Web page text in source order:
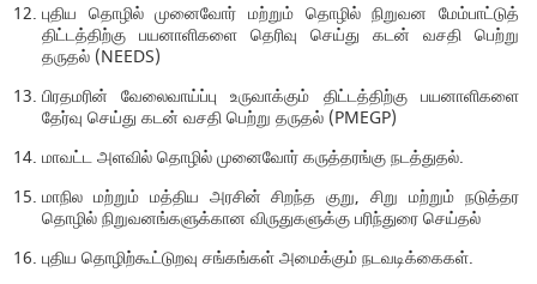
புதிய தொழில் முனைவோர் மற்றும் தொழில் நிறுவன மேம்பாட்டுத்
திட்டத்திற்கு பயனாளிகளை தெரிவு செய்து கடன் வசதி பெற்று
தருதல் (NEEDS)
பிரதமரின் வேலைவாய்ப்பு உருவாக்கும் திட்டத்திற்கு பயனாளிகளை
தேர்வு செய்து கடன் வசதி பெற்று தருதல் (PMEGP)
மாவட்ட அளவில் தொழில் முனைவோர் கருத்தரங்கு நடத்துதல்.
மாநில மற்றும் மத்திய அரசின் சிறந்த குறு, சிறு மற்றும் நடுத்தர
தொழில் நிறுவனங்களுக்கான விருதுகளுக்கு பரிந்துரை செய்தல்
புதிய தொழிற்கூட்டுறவு சங்கங்கள் அமைக்கும் நடவடிக்கைகள்.